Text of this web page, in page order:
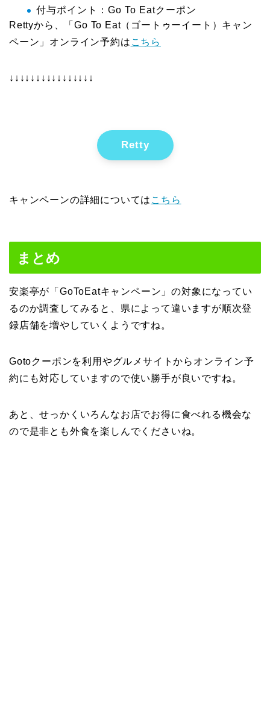
付与ポイント：Go To Eatクーポン
Rettyから、「Go To Eat（ゴートゥーイート）キャン
ペーン」オンライン予約は こちら
↓↓↓↓↓↓↓↓↓↓↓↓↓↓↓↓
Retty
キャンペーンの詳細については こちら
まとめ
安楽亭が「GoToEatキャンペーン」の対象になってい
るのか調査してみると、県によって違いますが順次登
録店舗を増やしていくようですね。
Gotoクーポンを利用やグルメサイトからオンライン予
約にも対応していますので使い勝手が良いですね。
あと、せっかくいろんなお店でお得に食べれる機会な
ので是非とも外食を楽しんでくださいね。